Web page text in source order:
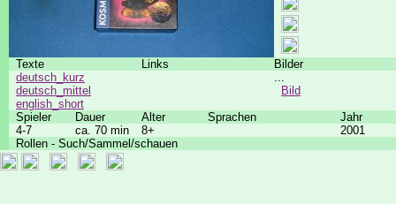
Texte Links
Bilder
deutsch_kurz
deutsch_mittel
english_short
...
Bild
Spieler
Dauer Alter Sprachen
Jahr
4-7
ca. 70 min 8+
2001
Rollen - Such/Sammel/schauen